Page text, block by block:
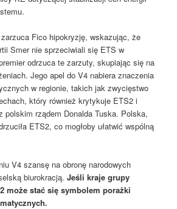
Fico hipokryzję, wskazując, że
Smer nie sprzeciwiali się ETS w
odrzuca te zarzuty, skupiając się na
Jego apel do V4 nabiera znaczenia
w regionie, takich jak zwycięstwo
który również krytykuje ETS2 i
polskim rządem Donalda Tuska. Polska,
ETS2, co mogłoby ułatwić wspólną
V4 szansę na obronę narodowych
biurokracją. Jeśli kraje grupy
może stać się symbolem porażki